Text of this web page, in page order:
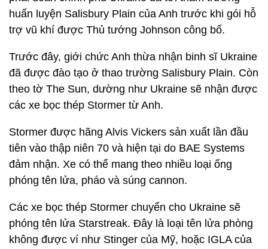
huấn luyện Salisbury Plain của Anh trước khi gói hỗ
trợ vũ khí được Thủ tướng Johnson công bố.
Trước đây, giới chức Anh thừa nhận binh sĩ Ukraine
đã được đào tạo ở thao trường Salisbury Plain. Còn
theo tờ The Sun, dường như Ukraine sẽ nhận được
các xe bọc thép Stormer từ Anh.
Stormer được hãng Alvis Vickers sản xuất lần đầu
tiên vào thập niên 70 và hiện tại do BAE Systems
đảm nhận. Xe có thể mang theo nhiều loại ống
phóng tên lửa, pháo và súng cannon.
Các xe bọc thép Stormer chuyển cho Ukraine sẽ
phóng tên lửa Starstreak. Đây là loại tên lửa phòng
không được ví như Stinger của Mỹ, hoặc IGLA của